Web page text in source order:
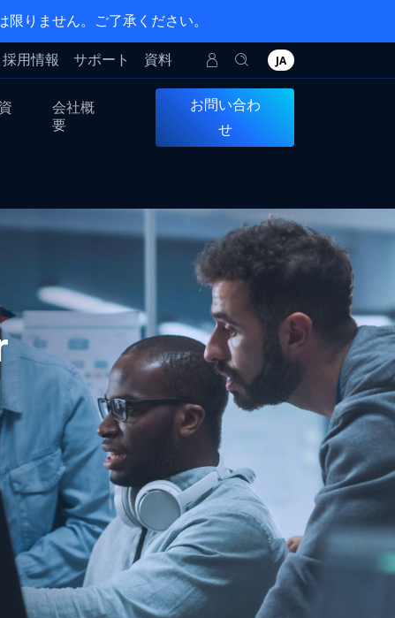
りません。ご了承ください。
採用情報 サポート 資料 JA
会社概
要
お問い合わ
せ